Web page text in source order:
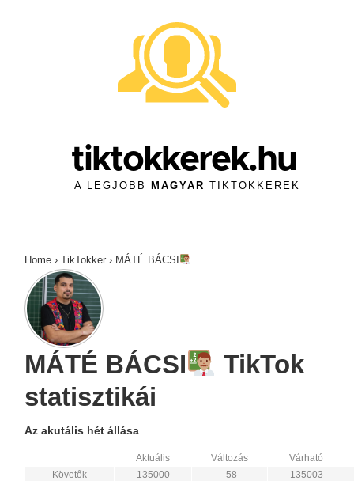
tiktokkerek.hu
A LEGJOBB MAGYAR TIKTOKKEREK
Home › TikTokker › MÁTÉ BÁCSI
MÁTÉ BÁCSI
TikTok
statisztikái
Az akutális hét állása
Aktuális Változás
Várható
Követők
135000 -58
135003